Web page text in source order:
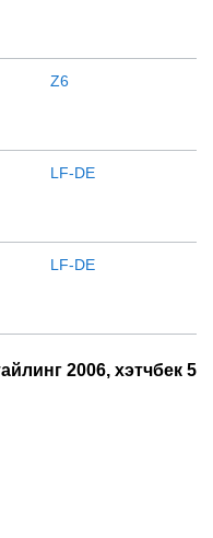
Z6
LF-DE
LF-DE
2006, хэтчбек 5